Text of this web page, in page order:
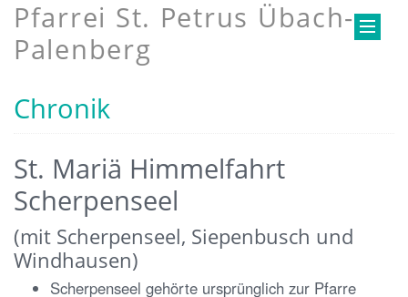
Pfarrei St. Petrus Übach-
Palenberg
Chronik
St. Mariä Himmelfahrt
Scherpenseel
(mit Scherpenseel, Siepenbusch und
Windhausen)
Scherpenseel gehörte ursprünglich zur Pfarre